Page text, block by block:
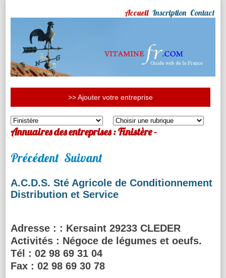
Accueil Inscription Contact
>> Ajouter votre entreprise
Annuaires des entreprises : Finistère -
Précédent Suivant
A.C.D.S. Sté Agricole de Conditionnement
Distribution et Service
Adresse : : Kersaint 29233 CLEDER
Activités : Négoce de légumes et oeufs.
Tél : 02 98 69 31 04
Fax : 02 98 69 30 78